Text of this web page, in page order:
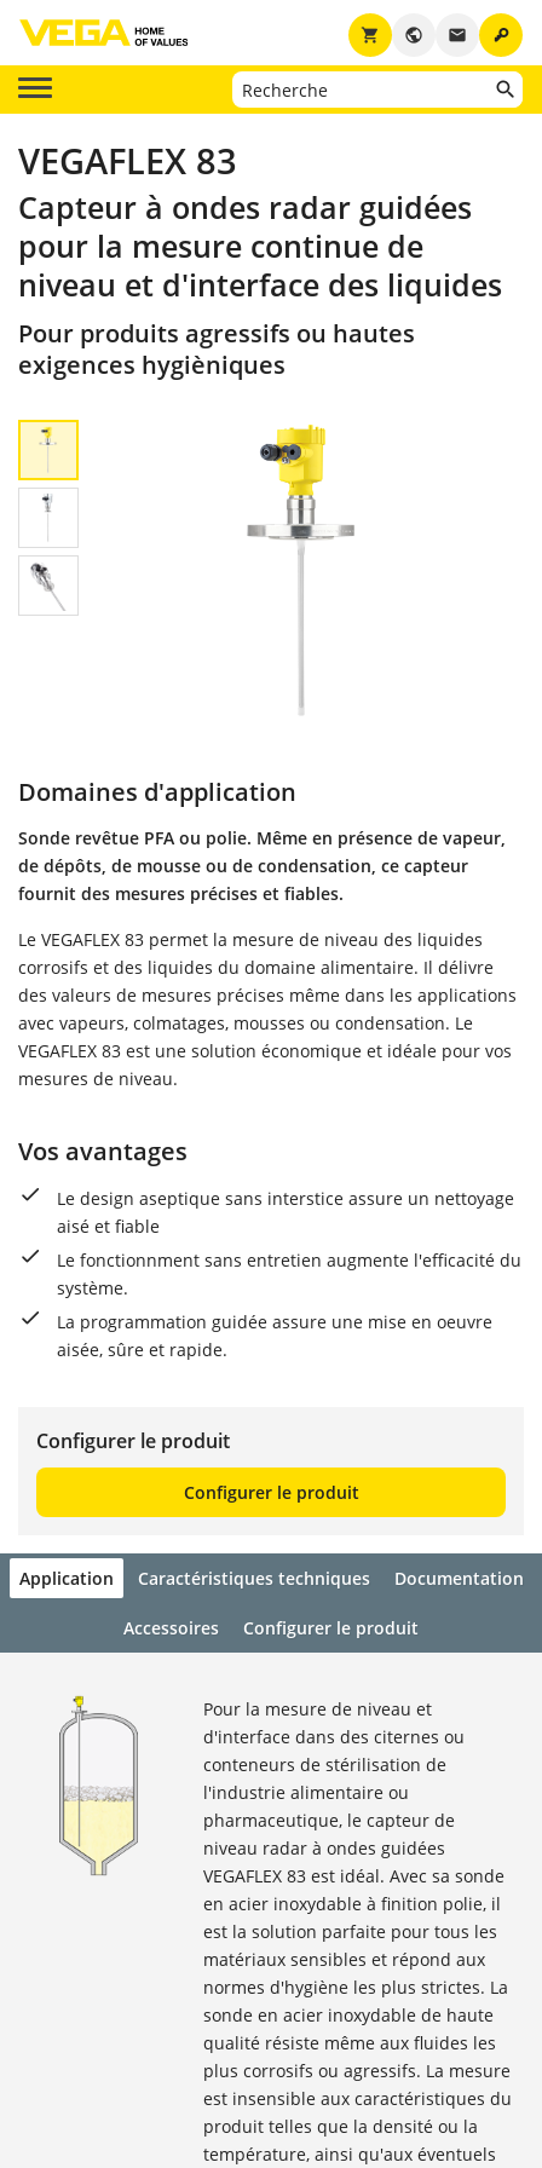
key
email
public
shopping_cart
VEGAFLEX 83
Capteur à ondes radar guidées
pour la mesure continue de
niveau et d'interface des liquides
Pour produits agressifs ou hautes
exigences hygièniques
Domaines d'application
Sonde revêtue PFA ou polie. Même en présence de vapeur,
de dépôts, de mousse ou de condensation, ce capteur
fournit des mesures précises et fiables.
Le VEGAFLEX 83 permet la mesure de niveau des liquides
corrosifs et des liquides du domaine alimentaire. Il délivre
des valeurs de mesures précises même dans les applications
avec vapeurs, colmatages, mousses ou condensation. Le
VEGAFLEX 83 est une solution économique et idéale pour vos
mesures de niveau.
Vos avantages
Le design aseptique sans interstice assure un nettoyage
aisé et fiable
Le fonctionnment sans entretien augmente l'efficacité du
système.
La programmation guidée assure une mise en oeuvre
aisée, sûre et rapide.
Configurer le produit
Configurer le produit
Application Caractéristiques techniques Documentation
Accessoires Configurer le produit
Pour la mesure de niveau et
d'interface dans des citernes ou
conteneurs de stérilisation de
l'industrie alimentaire ou
pharmaceutique, le capteur de
niveau radar à ondes guidées
VEGAFLEX 83 est idéal. Avec sa sonde
en acier inoxydable à finition polie, il
est la solution parfaite pour tous les
matériaux sensibles et répond aux
normes d'hygiène les plus strictes. La
sonde en acier inoxydable de haute
qualité résiste même aux fluides les
plus corrosifs ou agressifs. La mesure
est insensible aux caractéristiques du
produit telles que la densité ou la
température, ainsi qu'aux éventuels